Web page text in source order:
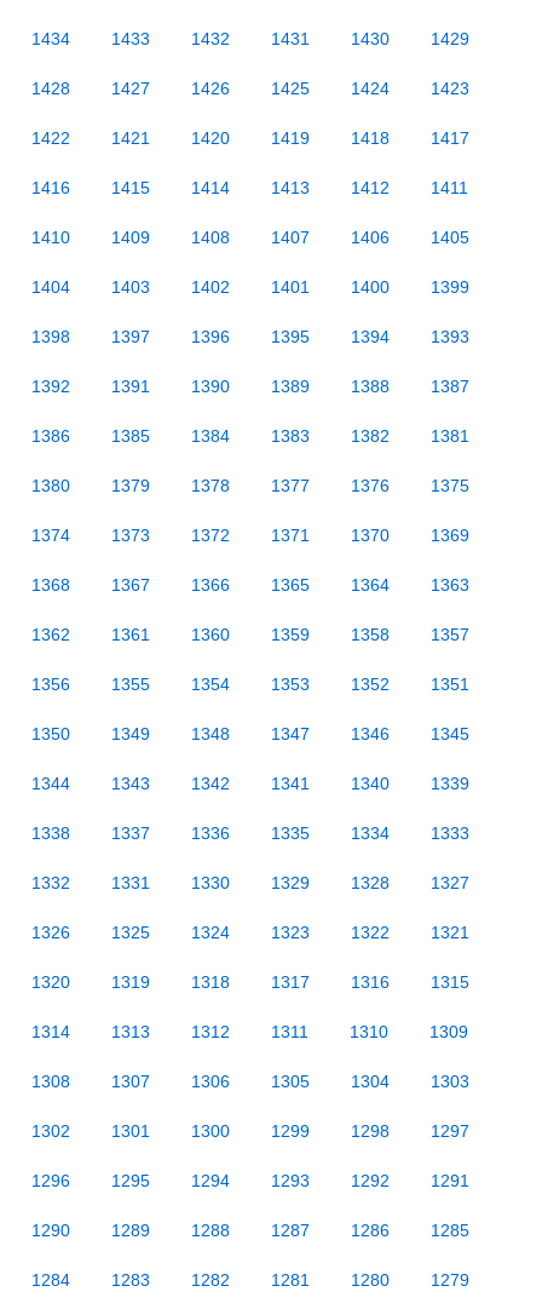
1434 1433 1432 1431 1430 1429
1428 1427 1426 1425 1424 1423
1422 1421 1420 1419 1418 1417
1416 1415 1414 1413 1412 1411
1410 1409 1408 1407 1406 1405
1404 1403 1402 1401 1400 1399
1398 1397 1396 1395 1394 1393
1392 1391 1390 1389 1388 1387
1386 1385 1384 1383 1382 1381
1380 1379 1378 1377 1376 1375
1374 1373 1372 1371 1370 1369
1368 1367 1366 1365 1364 1363
1362 1361 1360 1359 1358 1357
1356 1355 1354 1353 1352 1351
1350 1349 1348 1347 1346 1345
1344 1343 1342 1341 1340 1339
1338 1337 1336 1335 1334 1333
1332 1331 1330 1329 1328 1327
1326 1325 1324 1323 1322 1321
1320 1319 1318 1317 1316 1315
1314 1313 1312 1311 1310 1309
1308 1307 1306 1305 1304 1303
1302 1301 1300 1299 1298 1297
1296 1295 1294 1293 1292 1291
1290 1289 1288 1287 1286 1285
1284 1283 1282 1281 1280 1279